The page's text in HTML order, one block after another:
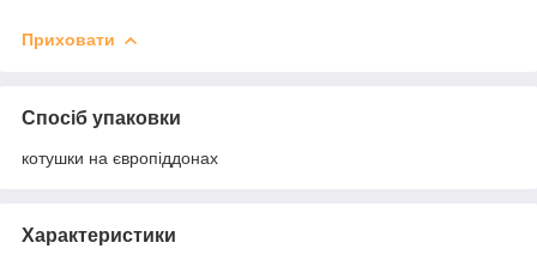
Приховати
Спосіб упаковки
котушки на європіддонах
Характеристики